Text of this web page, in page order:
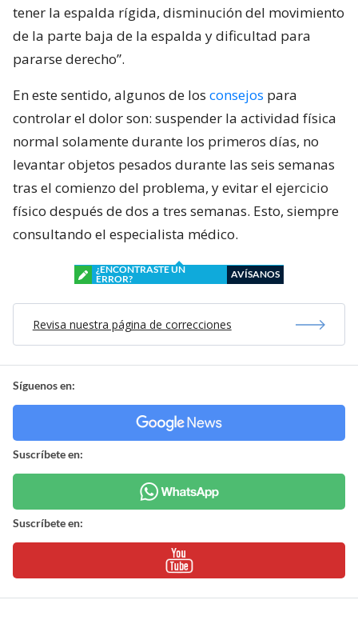
tener la espalda rígida, disminución del movimiento
de la parte baja de la espalda y dificultad para
pararse derecho”.
En este sentido, algunos de los consejos para
controlar el dolor son: suspender la actividad física
normal solamente durante los primeros días, no
levantar objetos pesados durante las seis semanas
tras el comienzo del problema, y evitar el ejercicio
físico después de dos a tres semanas. Esto, siempre
consultando el especialista médico.
¿ENCONTRASTE UN
ERROR?
AVÍSANOS
Revisa nuestra página de correcciones
Síguenos en:
Suscríbete en:
Suscríbete en: